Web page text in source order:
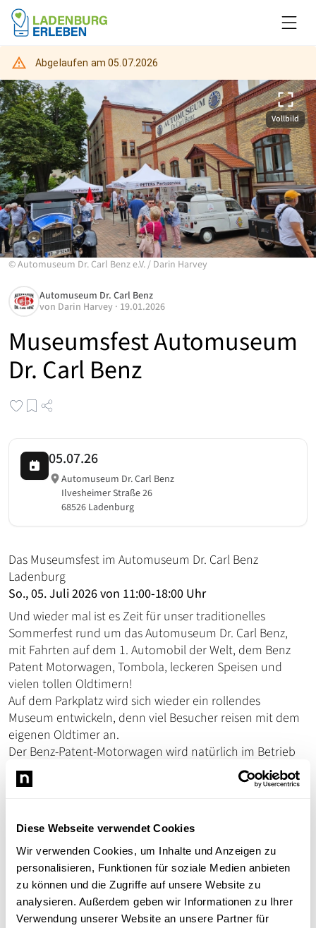
Diese Webseite verwendet Cookies
Wir verwenden Cookies, um Inhalte und Anzeigen zu
personalisieren, Funktionen für soziale Medien anbieten
zu können und die Zugriffe auf unsere Website zu
analysieren. Außerdem geben wir Informationen zu Ihrer
Verwendung unserer Website an unsere Partner für
Abgelaufen am05.07.2026
Vollbild
©Automuseum Dr. Carl Benz e.V./ Darin Harvey
Museumsfest Automuseum
Dr. Carl Benz
Automuseum Dr. Carl Benz
von Darin Harvey · 19.01.2026
05.07.26
Automuseum Dr. Carl Benz
Ilvesheimer Straße 26
68526 Ladenburg
Das Museumsfest im Automuseum Dr. Carl Benz
Ladenburg
So., 05. Juli 2026 von 11:00-18:00 Uhr
Und wieder mal ist es Zeit für unser traditionelles
Sommerfest rund um das Automuseum Dr. Carl Benz,
mit Fahrten auf dem 1. Automobil der Welt, dem Benz
Patent Motorwagen, Tombola, leckeren Speisen und
vielen tollen Oldtimern!
Auf dem Parkplatz wird sich wieder ein rollendes
Museum entwickeln, denn viel Besucher reisen mit dem
eigenen Oldtimer an.
Der Benz-Patent-Motorwagen wird natürlich im Betrieb
vorgeführt und wer etwas Geschick hat, kann sogar den
Führerschein auf diesem ersten Auto der Welt machen.
Museums-Fördervereins für Kaffee und Kuchen
zuständig.
Wir freuen uns sehr auf Euren Besuch!!!!